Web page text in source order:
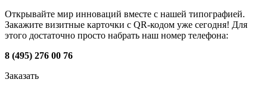
Открывайте мир инноваций вместе с нашей типографией.
Закажите визитные карточки с QR-кодом уже сегодня! Для
этого достаточно просто набрать наш номер телефона:
8 (495) 276 00 76
Заказать